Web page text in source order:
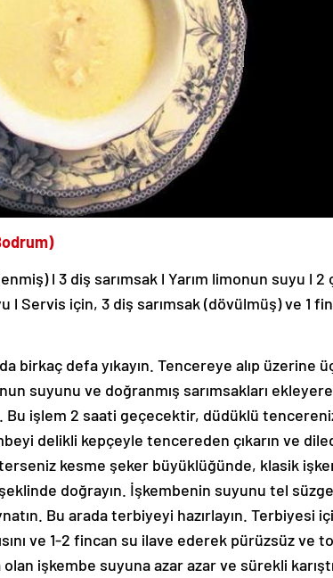
l 3 diş sarımsak l Yarım limonun suyu l 2
l Servis için, 3 diş sarımsak (dövülmüş) ve 1
birkaç defa yıkayın. Tencereye alıp üzerine
suyunu ve doğranmış sarımsakları
Bu işlem 2 saati geçecektir, düdüklü
delikli kepçeyle tencereden çıkarın ve
kesme şeker büyüklüğünde, klasik
doğrayın. İşkembenin suyunu tel
Bu arada terbiyeyi hazırlayın. Terbiyesi
ve 1-2 fincan su ilave ederek pürüzsüz ve
işkembe suyuna azar azar ve sürekli